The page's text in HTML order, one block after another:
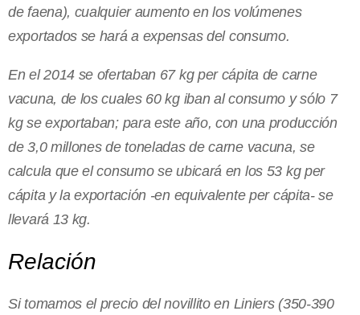
de faena), cualquier aumento en los volúmenes
exportados se hará a expensas del consumo.
En el 2014 se ofertaban 67 kg per cápita de carne
vacuna, de los cuales 60 kg iban al consumo y sólo 7
kg se exportaban; para este año, con una producción
de 3,0 millones de toneladas de carne vacuna, se
calcula que el consumo se ubicará en los 53 kg per
cápita y la exportación -en equivalente per cápita- se
llevará 13 kg.
Relación
Si tomamos el precio del novillito en Liniers (350-390